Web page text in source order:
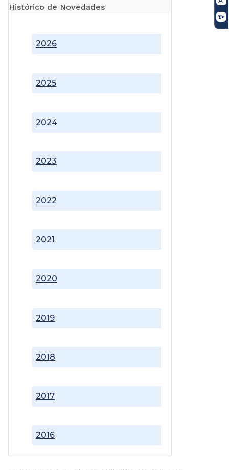
Histórico de Novedades
2016
2017
2018
2019
2020
2021
2022
2023
2024
2025
2026